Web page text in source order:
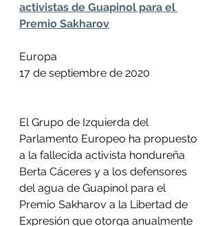
activistas de Guapinol para el
Premio Sakharov
Europa
17 de septiembre de 2020
El Grupo de Izquierda del
Parlamento Europeo ha propuesto
a la fallecida activista hondureña
Berta Cáceres y a los defensores
del agua de Guapinol para el
Premio Sakharov a la Libertad de
Expresión que otorga anualmente